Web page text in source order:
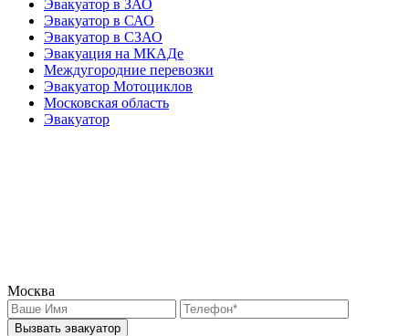
Эвакуатор в ЗАО
Эвакуатор в САО
Эвакуатор в СЗАО
Эвакуация на МКАДе
Междугородние перевозки
Эвакуатор Мотоциклов
Московская область
Эвакуатор
Москва
Вызвать эвакуатор